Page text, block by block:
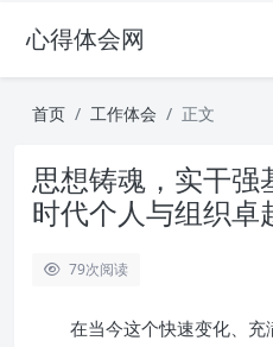
心得体会网
首页 工作体会 正文
思想铸魂，实干强
时代个人与组织卓
79次阅读
在当今这个快速变化、